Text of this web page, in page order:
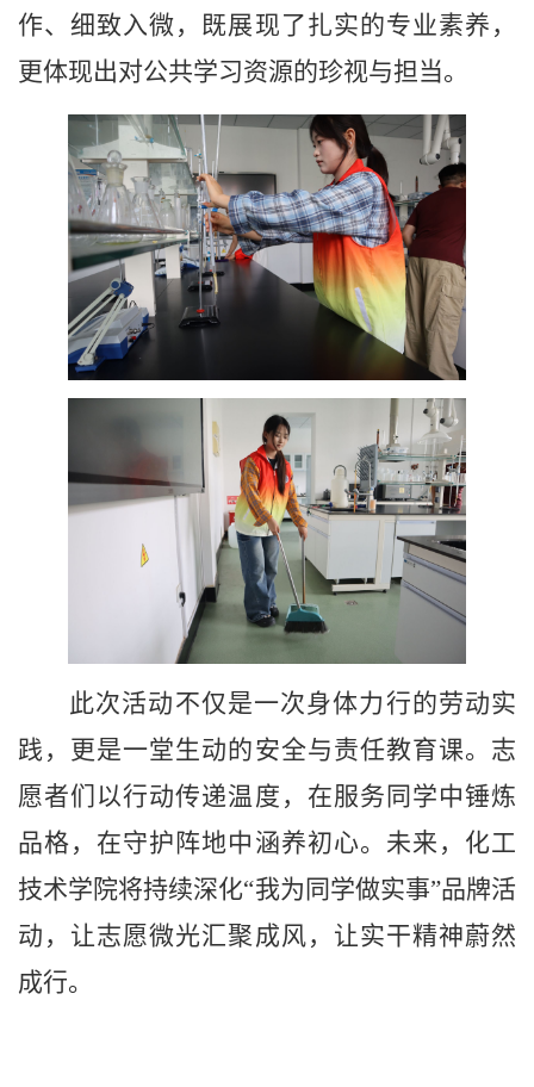
作、细致入微，既展现了扎实的专业素养，
更体现出对公共学习资源的珍视与担当。
此次活动不仅是一次身体力行的劳动实
践，更是一堂生动的安全与责任教育课。志
愿者们以行动传递温度，在服务同学中锤炼
品格，在守护阵地中涵养初心。未来，化工
技术学院将持续深化“我为同学做实事”品牌活
动，让志愿微光汇聚成风，让实干精神蔚然
成行。